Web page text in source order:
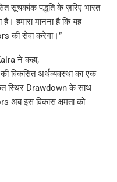
सूचकांक पद्धति के ज़रिए भारत
हमारा मानना है कि यह
की सेवा करेगा।”
ने कहा,
विकसित अर्थव्यवस्था का एक
स्थिर Drawdown के साथ
अब इस विकास क्षमता को